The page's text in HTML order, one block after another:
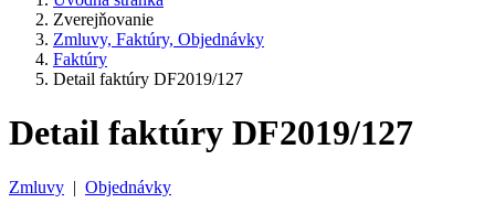
Zverejňovanie
Zmluvy, Faktúry, Objednávky
Faktúry
Detail faktúry DF2019/127
Detail faktúry DF2019/127
Zmluvy | Objednávky